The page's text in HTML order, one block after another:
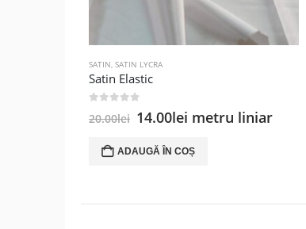
SATIN, SATIN LYCRA
Satin Elastic
20.00lei Prețul
a
fost:
14.00lei Prețul
este:
14.00lei.
metru liniar
ADAUGĂ ÎN COȘ